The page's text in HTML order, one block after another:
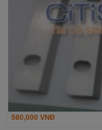
580,000 VNĐ